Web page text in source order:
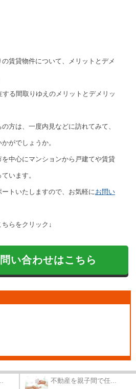
賃貸物件について、メリットとデメ
する間取りゆえのメリットとデメリッ
方は、一度内見などに訪れてみて、
がでしょうか。
を中心にマンションから戸建てや賃貸
います。
トいたしますので、お気軽に お問い
らをクリック↓
い合わせはこちら
不動産を親子間で任...